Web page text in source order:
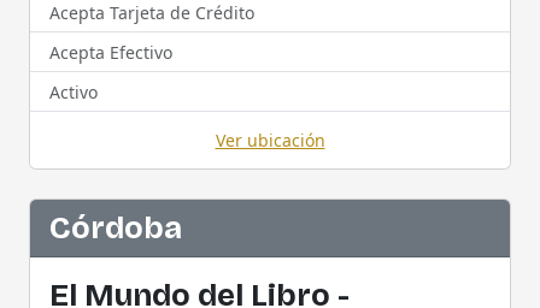
Acepta Tarjeta de Crédito
Acepta Efectivo
Activo
Ver ubicación
Córdoba
El Mundo del Libro -